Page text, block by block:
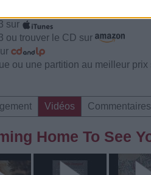
guitare chez
sur
ou trouver le CD sur
ou une partition au meilleur prix
Vidéos Commentaires
Home To See